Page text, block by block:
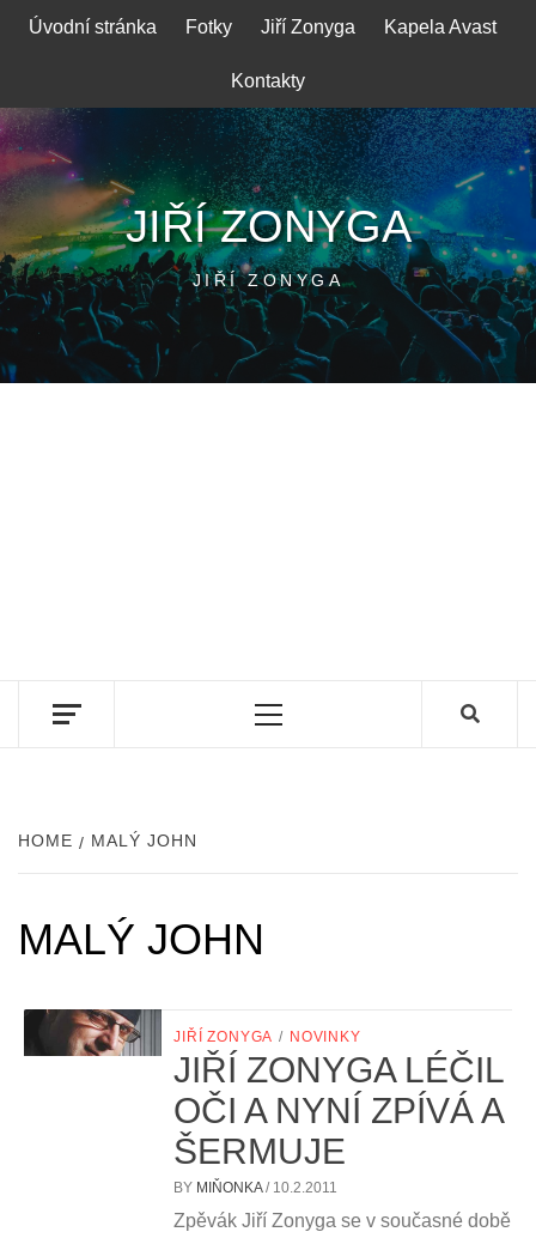
Skip
Úvodní stránka Fotky Jiří Zonyga Kapela Avast
Kontakty
JIŘÍ ZONYGA
JIŘÍ ZONYGA
Primary
HOME MALÝ JOHN
MALÝ JOHN
JIŘÍ ZONYGA / NOVINKY
JIŘÍ ZONYGA LÉČIL
OČI A NYNÍ ZPÍVÁ A
ŠERMUJE
BY MIŇONKA/ 10.2.2011
Zpěvák Jiří Zonyga se v současné době